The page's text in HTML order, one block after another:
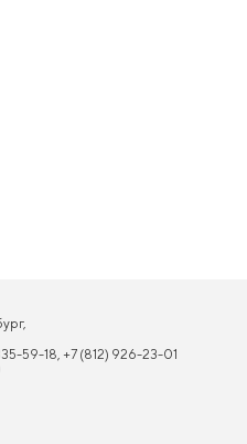
59-18, +7 (812) 926-23-01